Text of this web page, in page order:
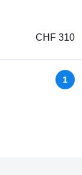
CHF 310
1